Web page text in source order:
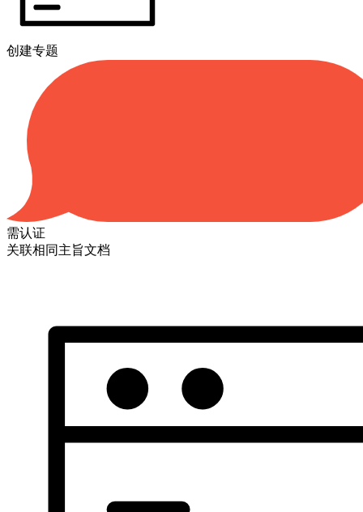
创建专题
需认证
关联相同主旨文档